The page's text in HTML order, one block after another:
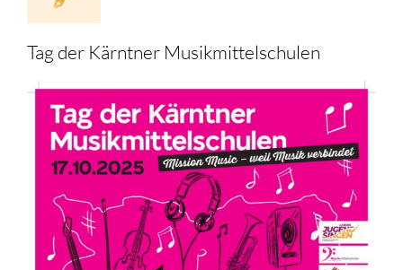
Angebote
Anmeldung
Berichte
Videos
Nützliches
Tag der Kärntner Musikmittelschulen